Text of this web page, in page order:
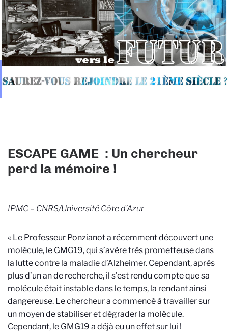
ESCAPE GAME : Un chercheur
perd la mémoire !
IPMC – CNRS/Université Côte d’Azur
« Le Professeur Ponzianot a récemment découvert une
molécule, le GMG19, qui s’avère très prometteuse dans
la lutte contre la maladie d’Alzheimer. Cependant, après
plus d’un an de recherche, il s’est rendu compte que sa
molécule était instable dans le temps, la rendant ainsi
dangereuse. Le chercheur a commencé à travailler sur
un moyen de stabiliser et dégrader la molécule.
Cependant, le GMG19 a déjà eu un effet sur lui !